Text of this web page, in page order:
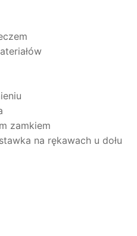
zamkiem
na rękawach u dołu